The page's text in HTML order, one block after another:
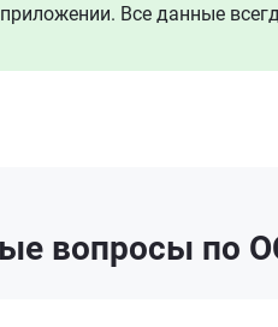
приложении. Все данные
вопросы по